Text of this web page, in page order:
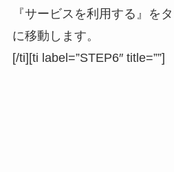
『サービスを利用する』を
に移動します。
[/ti][ti label=”STEP6″ title=””]